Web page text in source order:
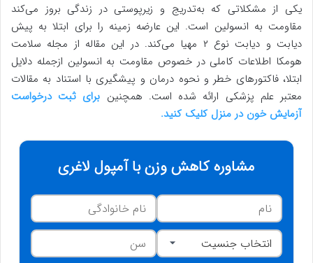
یکی از مشکلاتی که به‌تدریج و زیرپوستی در زندگی بروز می‌کند
مقاومت به انسولین است. این عارضه زمینه را برای ابتلا به پیش
دیابت و دیابت نوع ۲ مهیا می‌کند. در این مقاله از مجله سلامت
هومکا اطلاعات کاملی در خصوص مقاومت به انسولین ازجمله دلایل
ابتلا، فاکتورهای خطر و نحوه درمان و پیشگیری با استناد به مقالات
معتبر علم پزشکی ارائه شده است. همچنین برای ثبت درخواست
آزمایش خون در منزل کلیک کنید.
مشاوره کاهش وزن با آمپول لاغری